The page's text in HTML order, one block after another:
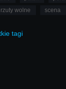
rzuty wolne
scena
tagi